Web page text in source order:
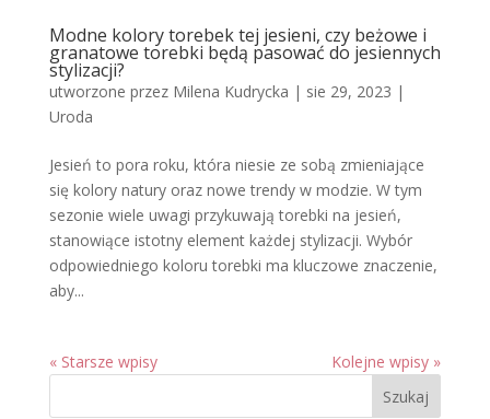
Modne kolory torebek tej jesieni, czy beżowe i
granatowe torebki będą pasować do jesiennych
stylizacji?
utworzone przez Milena Kudrycka | sie 29, 2023 |
Uroda
Jesień to pora roku, która niesie ze sobą zmieniające
się kolory natury oraz nowe trendy w modzie. W tym
sezonie wiele uwagi przykuwają torebki na jesień,
stanowiące istotny element każdej stylizacji. Wybór
odpowiedniego koloru torebki ma kluczowe znaczenie,
aby...
« Starsze wpisy Kolejne wpisy »